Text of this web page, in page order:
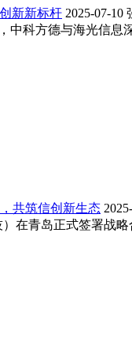
新新标杆 2025-07-10
中科方德与海光信
共筑信创新生态
在青岛正式签署战